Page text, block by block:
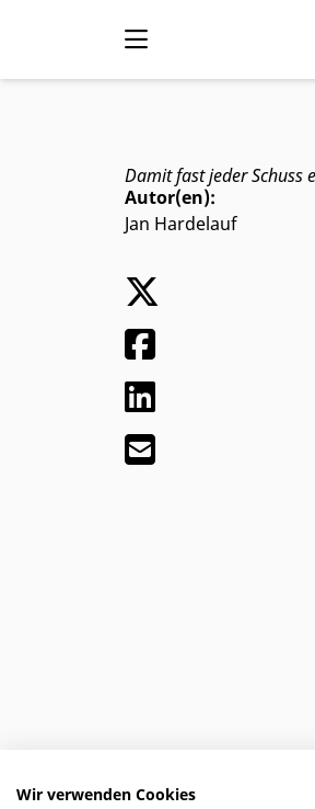
Damit fast jeder Schuss
Mit F-
Autor(en):
Jan Hardelauf
Wir verwenden Cookies